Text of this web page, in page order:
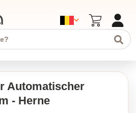
Automatischer
- Herne